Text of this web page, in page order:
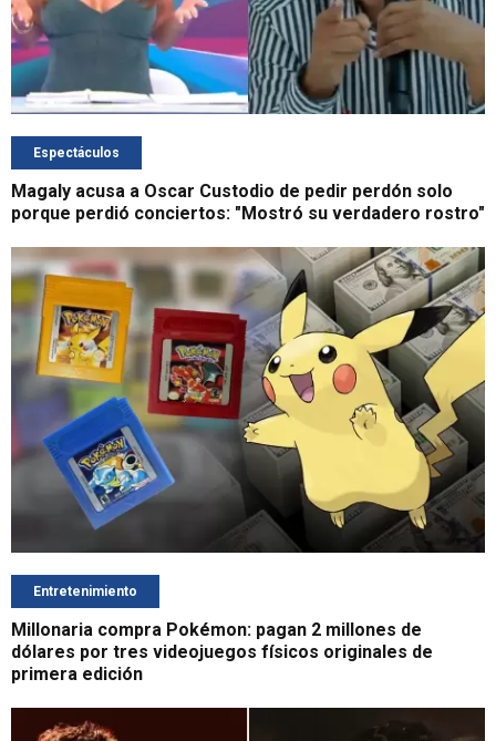
Espectáculos
Magaly acusa a Oscar Custodio de pedir perdón solo
porque perdió conciertos: "Mostró su verdadero rostro"
Entretenimiento
Millonaria compra Pokémon: pagan 2 millones de
dólares por tres videojuegos físicos originales de
primera edición